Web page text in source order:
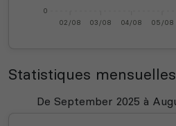
0
02/08 03/08 04/08 05/08
Statistiques mensuelles